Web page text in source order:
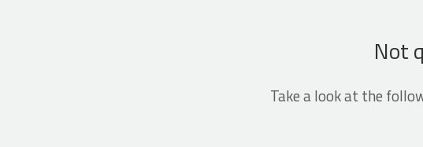
Not
Take a look at the